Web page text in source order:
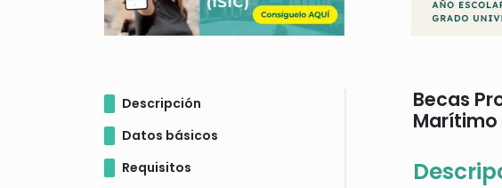
Descripción
Datos básicos
Requisitos
Becas
Marítimo